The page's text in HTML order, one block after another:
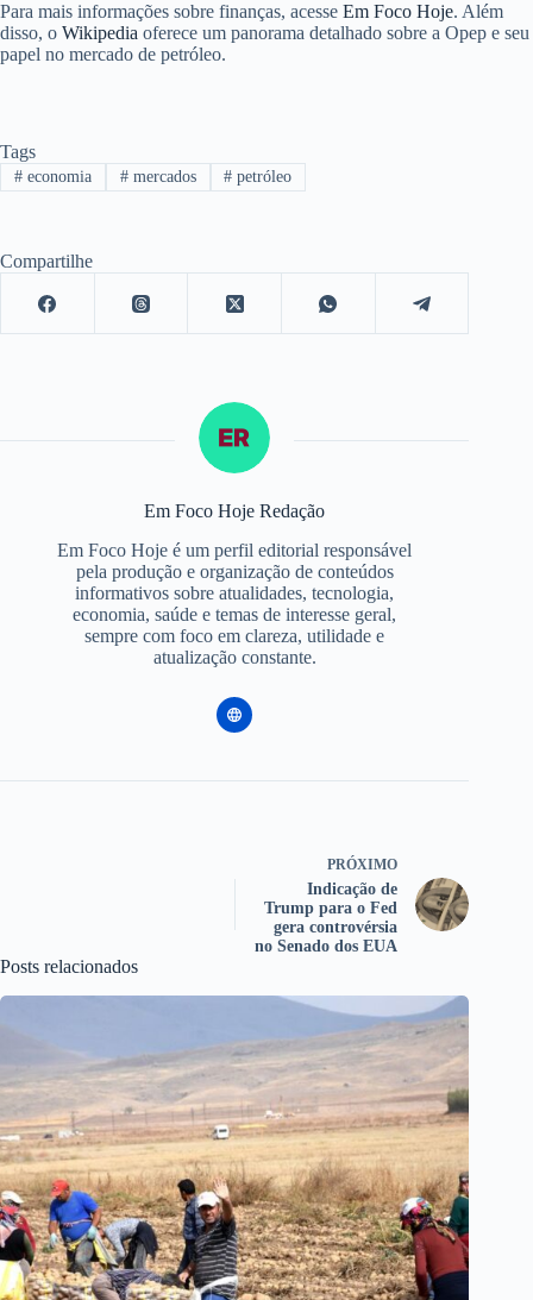
Para mais informações sobre finanças, acesse Em Foco Hoje. Além
disso, o Wikipedia oferece um panorama detalhado sobre a Opep e seu
papel no mercado de petróleo.
Tags
#economia #mercados # petróleo
Compartilhe
Em Foco Hoje Redação
Em Foco Hoje é um perfil editorial responsável
pela produção e organização de conteúdos
informativos sobre atualidades, tecnologia,
economia, saúde e temas de interesse geral,
sempre com foco em clareza, utilidade e
atualização constante.
PRÓXIMO
Indicação de
Trump para o Fed
gera controvérsia
no Senado dos EUA
Posts relacionados